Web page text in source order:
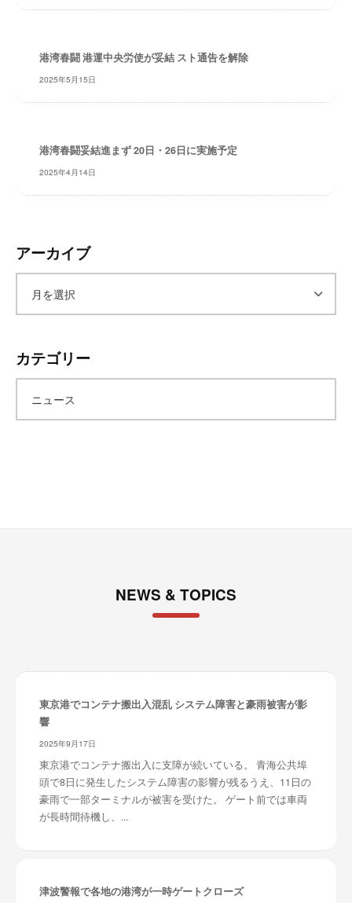
～
港湾春闘 港運中央労使が妥結 スト通告を解除
2025年5月15日
港湾春闘妥結進まず 20日・26日に実施予定
2025年4月14日
アーカイブ
カ
イ
カテゴリー
ニュース
NEWS & TOPICS
東京港でコンテナ搬出入混乱 システム障害と豪雨被害が影
響
2025年9月17日
東京港でコンテナ搬出入に支障が続いている。 青海公共埠
頭で8日に発生したシステム障害の影響が残るうえ、11日の
豪雨で一部ターミナルが被害を受けた。 ゲート前では車両
が長時間待機し、...
津波警報で各地の港湾が一時ゲートクローズ